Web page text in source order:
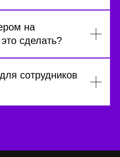
на
сделать?
сотрудников